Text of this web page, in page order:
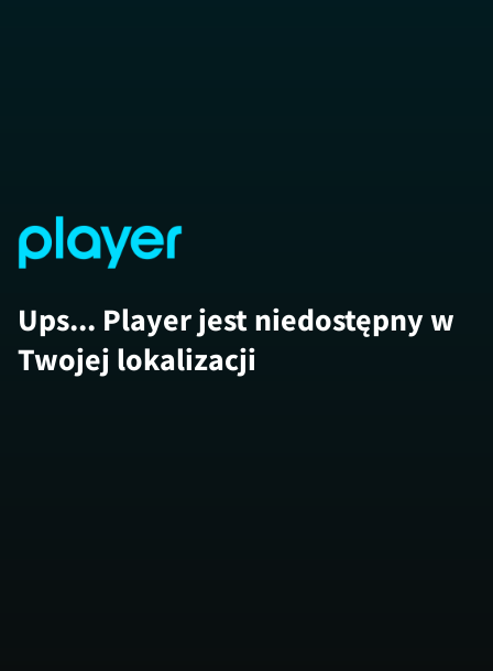
Ups... Player jest niedostępny w
Twojej lokalizacji